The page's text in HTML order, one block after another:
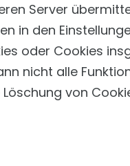
Server
in den
oder Cookies
nicht alle
von